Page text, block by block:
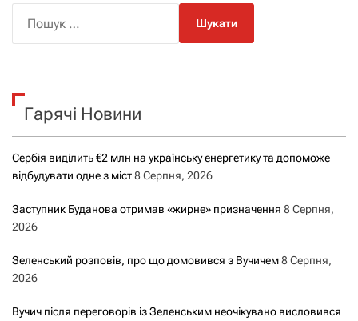
к
Гарячі Новини
Сербія виділить €2 млн на українську енергетику та допоможе
відбудувати одне з міст8 Серпня, 2026
Заступник Буданова отримав «жирне» призначення 8 Серпня,
2026
Зеленський розповів, про що домовився з Вучичем8 Серпня,
2026
Вучич після переговорів із Зеленським неочікувано висловився